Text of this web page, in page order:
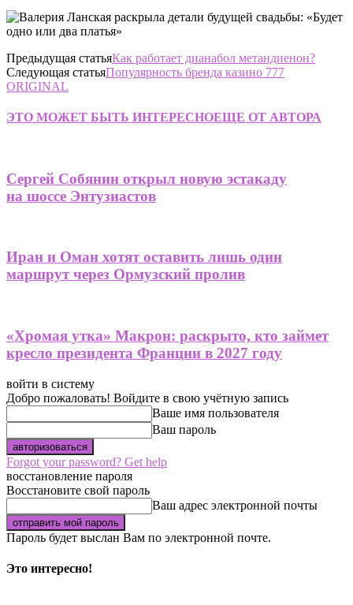
Предыдущая статьяКак работает дианабол метандиенон?
Следующая статьяПопулярность бренда казино 777
ORIGINAL
ЭТО МОЖЕТ БЫТЬ ИНТЕРЕСНОЕЩЕ ОТ АВТОРА
Сергей Собянин открыл новую эстакаду
на шоссе Энтузиастов
Иран и Оман хотят оставить лишь один
маршрут через Ормузский пролив
«Хромая утка» Макрон: раскрыто, кто займет
кресло президента Франции в 2027 году
войти в систему
Добро пожаловать! Войдите в свою учётную запись
Ваше имя пользователя
Ваш пароль
Forgot your password? Get help
восстановление пароля
Восстановите свой пароль
Ваш адрес электронной почты
Пароль будет выслан Вам по электронной почте.
Это интересно!